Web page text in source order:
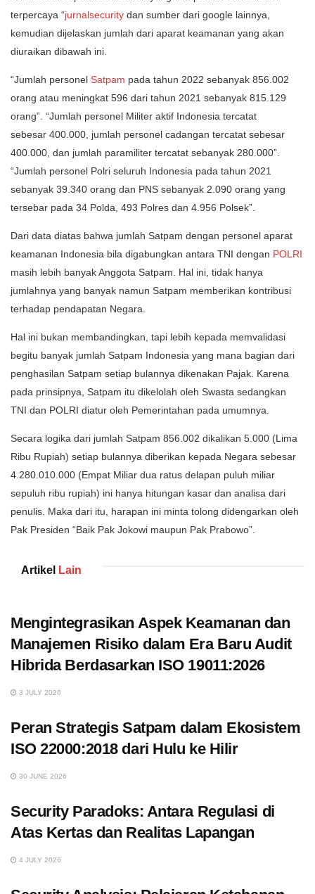
terpercaya “jurnalsecurity dan sumber dari google lainnya,
kemudian dijelaskan jumlah dari aparat keamanan yang akan
diuraikan dibawah ini.
“Jumlah personel Satpam pada tahun 2022 sebanyak 856.002
orang atau meningkat 596 dari tahun 2021 sebanyak 815.129
orang”. “Jumlah personel Militer aktif Indonesia tercatat
sebesar 400.000, jumlah personel cadangan tercatat sebesar
400.000, dan jumlah paramiliter tercatat sebanyak 280.000”.
“Jumlah personel Polri seluruh Indonesia pada tahun 2021
sebanyak 39.340 orang dan PNS sebanyak 2.090 orang yang
tersebar pada 34 Polda, 493 Polres dan 4.956 Polsek”.
Dari data diatas bahwa jumlah Satpam dengan personel aparat
keamanan Indonesia bila digabungkan antara TNI dengan POLRI
masih lebih banyak Anggota Satpam. Hal ini, tidak hanya
jumlahnya yang banyak namun Satpam memberikan kontribusi
terhadap pendapatan Negara.
Hal ini bukan membandingkan, tapi lebih kepada memvalidasi
begitu banyak jumlah Satpam Indonesia yang mana bagian dari
penghasilan Satpam setiap bulannya dikenakan Pajak. Karena
pada prinsipnya, Satpam itu dikelolah oleh Swasta sedangkan
TNI dan POLRI diatur oleh Pemerintahan pada umumnya.
Secara logika dari jumlah Satpam 856.002 dikalikan 5.000 (Lima
Ribu Rupiah) setiap bulannya diberikan kepada Negara sebesar
4.280.010.000 (Empat Miliar dua ratus delapan puluh miliar
sepuluh ribu rupiah) ini hanya hitungan kasar dan analisa dari
penulis. Maka dari itu, harapan ini minta tolong didengarkan oleh
Pak Presiden “Baik Pak Jokowi maupun Pak Prabowo”.
Artikel Lain
Mengintegrasikan Aspek Keamanan dan
Manajemen Risiko dalam Era Baru Audit
Hibrida Berdasarkan ISO 19011:2026
3 JULY 2026
Peran Strategis Satpam dalam Ekosistem
ISO 22000:2018 dari Hulu ke Hilir
30 JUNE 2026
Security Paradoks: Antara Regulasi di
Atas Kertas dan Realitas Lapangan
4 JULY 2026